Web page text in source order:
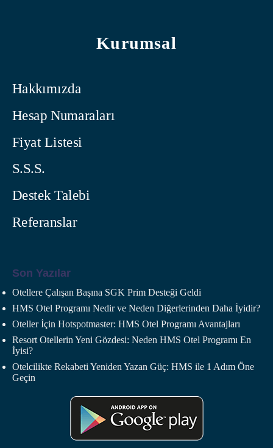
Kurumsal
Hakkımızda
Hesap Numaraları
Fiyat Listesi
S.S.S.
Destek Talebi
Referanslar
Son Yazılar
Otellere Çalışan Başına SGK Prim Desteği Geldi
HMS Otel Programı Nedir ve Neden Diğerlerinden Daha İyidir?
Oteller İçin Hotspotmaster: HMS Otel Programı Avantajları
Resort Otellerin Yeni Gözdesi: Neden HMS Otel Programı En
İyisi?
Otelcilikte Rekabeti Yeniden Yazan Güç: HMS ile 1 Adım Öne
Geçin